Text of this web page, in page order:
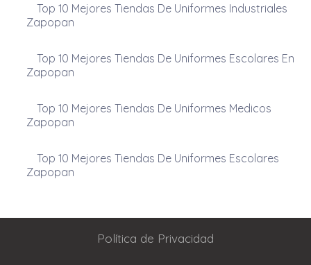
Top 10 Mejores Tiendas De Uniformes Industriales
Zapopan
Top 10 Mejores Tiendas De Uniformes Escolares En
Zapopan
Top 10 Mejores Tiendas De Uniformes Medicos
Zapopan
Top 10 Mejores Tiendas De Uniformes Escolares
Zapopan
Política de Privacidad